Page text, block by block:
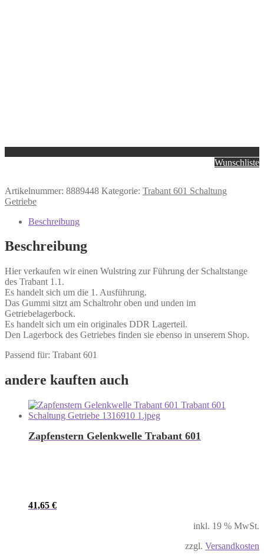
Wunschliste
Artikelnummer: 8889448 Kategorie: Trabant 601 Schaltung
Getriebe
Beschreibung
Beschreibung
Hier verkaufen wir einen Wulstring zur Führung der Schaltstange
des Trabant 1.1.
Es handelt sich um die 1. Ausführung.
Das Gummi sitzt am Schaltrohr oben und unden im
Getriebelagerbock.
Es handelt sich um ein originales DDR Lagerteil.
Den Lagerbock des Getriebes finden sie ebenso in unserem Shop.
Passend für: Trabant 601
andere kauften auch
Zapfenstern Gelenkwelle Trabant 601
41,65 €
inkl. 19 % MwSt.
zzgl. Versandkosten